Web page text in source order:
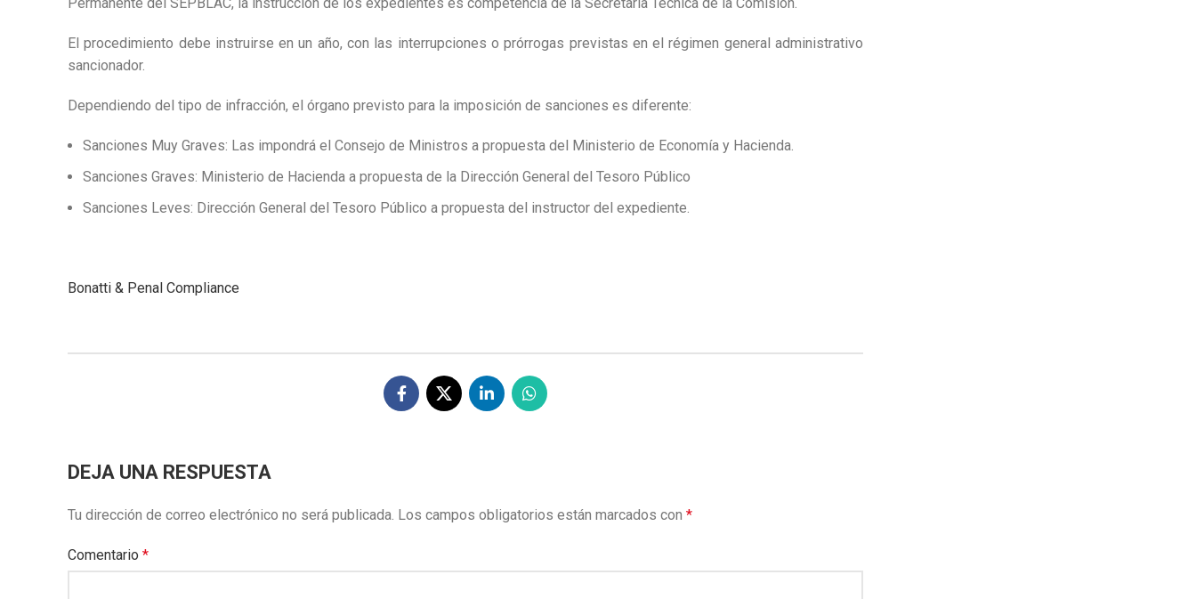
El procedimiento debe instruirse en un año, con las interrupciones o prórrogas previstas en el régimen general administrativo
sancionador.
Dependiendo del tipo de infracción, el órgano previsto para la imposición de sanciones es diferente:
Sanciones Muy Graves: Las impondrá el Consejo de Ministros a propuesta del Ministerio de Economía y Hacienda.
Sanciones Graves: Ministerio de Hacienda a propuesta de la Dirección General del Tesoro Público
Sanciones Leves: Dirección General del Tesoro Público a propuesta del instructor del expediente.
Bonatti & Penal Compliance
DEJA UNA RESPUESTA
Tu dirección de correo electrónico no será publicada. Los campos obligatorios están marcados con *
Comentario *